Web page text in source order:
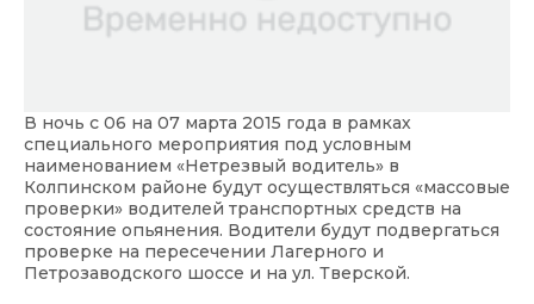
В ночь с 06 на 07 марта 2015 года в рамках
специального мероприятия под условным
наименованием «Нетрезвый водитель» в
Колпинском районе будут осуществляться «массовые
проверки» водителей транспортных средств на
состояние опьянения. Водители будут подвергаться
проверке на пересечении Лагерного и
Петрозаводского шоссе и на ул. Тверской.